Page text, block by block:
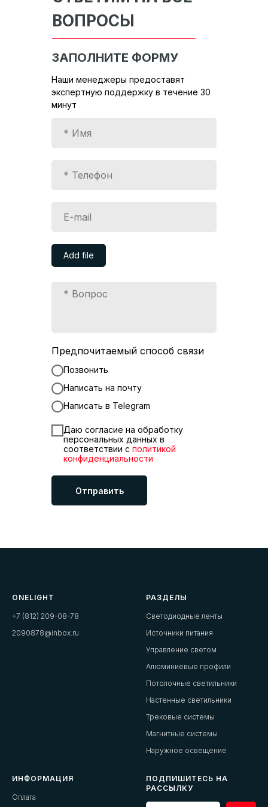
Add file
Предпочитаемый способ связи
Позвонить
Написать на почту
Написать в Telegram
Даю согласие на обработку
персональных данных в
соответствии с политикой
конфиденциальности
Отправить
ВОПРОСЫ
Наши менеджеры предоставят
экспертную поддержку в течение 30
минут
ЗАПОЛНИТЕ ФОРМУ
ONELIGHT
+7 (812) 209-08-78
2090878@inbox.ru
РАЗДЕЛЫ
Светодиодные ленты
Источники питания
Управление светом
Алюминиевые профили
Потолочные светильники
Настенные светильники
Трековые системы
Магнитные системы
Наружное освещение
ИНФОРМАЦИЯ
Оплата
ПОДПИШИТЕСЬ НА
РАССЫЛКУ